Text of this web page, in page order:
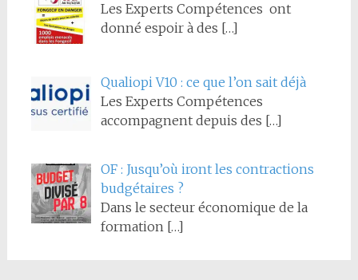
Les Experts Compétences ont
donné espoir à des […]
Qualiopi V10 : ce que l’on sait déjà
Les Experts Compétences
accompagnent depuis des […]
OF : Jusqu’où iront les contractions
budgétaires ?
Dans le secteur économique de la
formation […]